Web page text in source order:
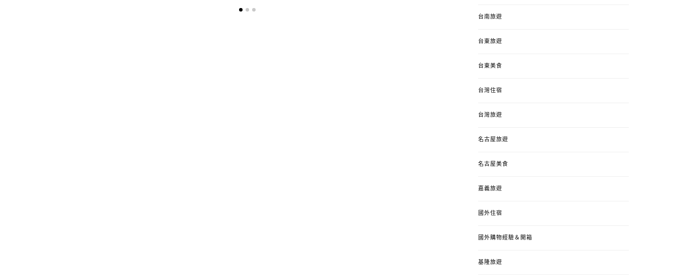
台南旅遊
台東旅遊
台東美食
台灣住宿
台灣旅遊
名古屋旅遊
名古屋美食
嘉義旅遊
國外住宿
國外購物經驗＆開箱
基隆旅遊